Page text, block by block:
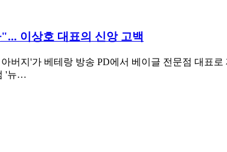
이상호 대표의 신앙 고백
버지'가 베테랑 방송 PD에서 베이글 전문점 대표
'뉴…